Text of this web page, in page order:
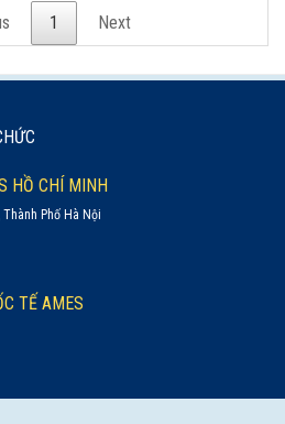
1 Next
HỒ CHÍ MINH
Phố Hà Nội
TẾ AMES